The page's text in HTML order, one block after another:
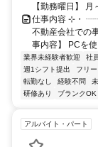
【勤務曜日】
仕事内容 ⊹・
不動産会社での
事内容】 PCを
業界未経験者歓迎 社
週1シフト提出
フリ
転勤なし
経験不問
研修あり
ブランクOK
アルバイト・パート